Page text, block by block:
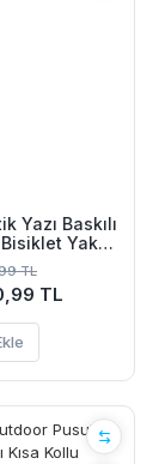
Yazı Baskılı
Yaka
TL
TL